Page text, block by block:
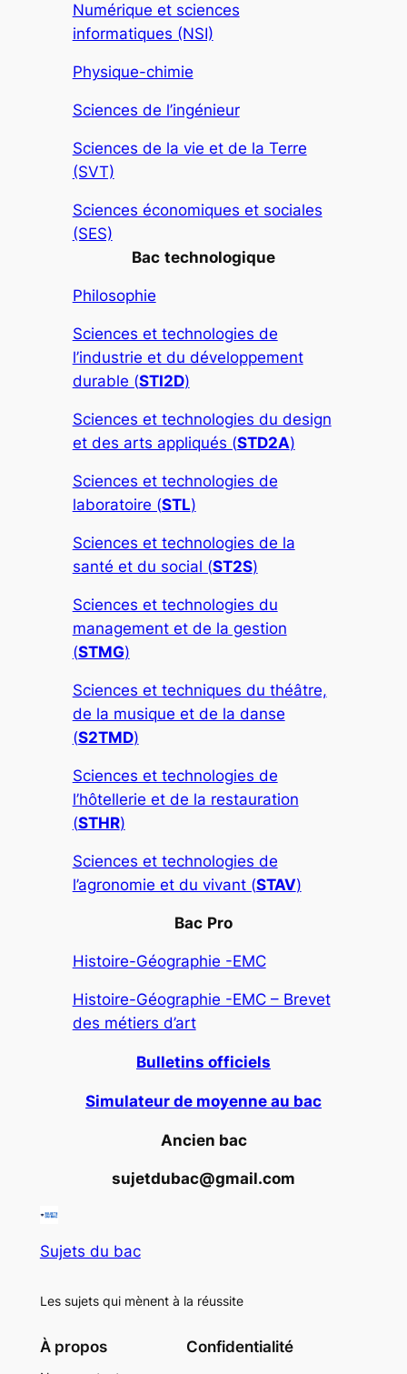
Numérique et sciences
informatiques (NSI)
Physique-chimie
Sciences de l’ingénieur
Sciences de la vie et de la Terre
(SVT)
Sciences économiques et sociales
(SES)
Bac technologique
Philosophie
Sciences et technologies de
l’industrie et du développement
durable (STI2D)
Sciences et technologies du design
et des arts appliqués (STD2A)
Sciences et technologies de
laboratoire (STL)
Sciences et technologies de la
santé et du social (ST2S)
Sciences et technologies du
management et de la gestion
(STMG)
Sciences et techniques du théâtre,
de la musique et de la danse
(S2TMD)
Sciences et technologies de
l’hôtellerie et de la restauration
(STHR)
Sciences et technologies de
l’agronomie et du vivant (STAV)
Bac Pro
Histoire-Géographie -EMC
Histoire-Géographie -EMC – Brevet
des métiers d’art
Bulletins officiels
Simulateur de moyenne au bac
Ancien bac
sujetdubac@gmail.com
Sujets du bac
Les sujets qui mènent à la réussite
À propos Confidentialité